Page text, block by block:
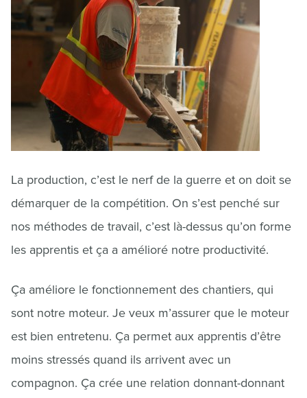
La production, c’est le nerf de la guerre et on doit se
démarquer de la compétition. On s’est penché sur
nos méthodes de travail, c’est là-dessus qu’on forme
les apprentis et ça a amélioré notre productivité.
Ça améliore le fonctionnement des chantiers, qui
sont notre moteur. Je veux m’assurer que le moteur
est bien entretenu. Ça permet aux apprentis d’être
moins stressés quand ils arrivent avec un
compagnon. Ça crée une relation donnant-donnant